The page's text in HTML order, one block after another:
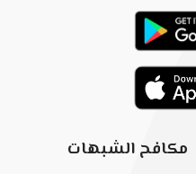
مكافح الشبهات